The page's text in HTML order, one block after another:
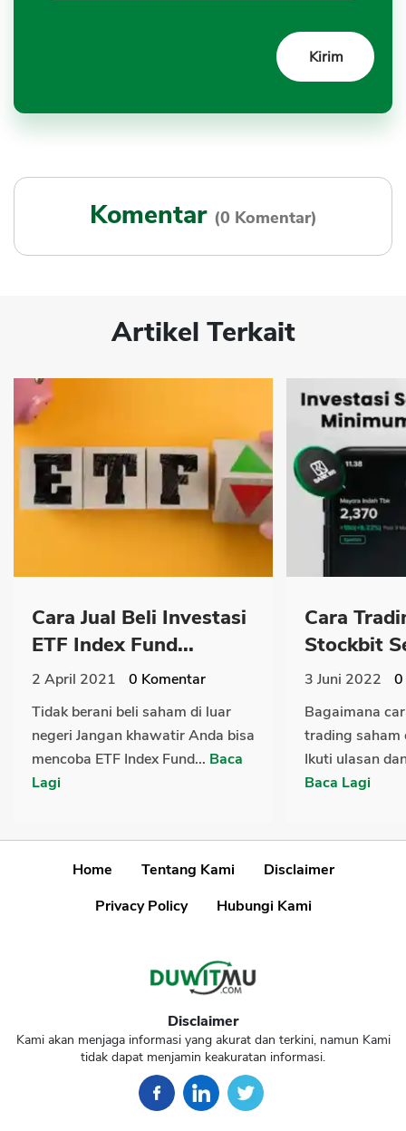
Komentar (0 Komentar)
Artikel Terkait
Cara Jual Beli Investasi
ETF Index Fund...
2 April 2021 0 Komentar
Tidak berani beli saham di luar
negeri Jangan khawatir Anda bisa
mencoba ETF Index Fund... Baca
Lagi
Cara
Stockbit
3 Juni 2022 0
Bagaimana
trading
Ikuti ulasan
Baca Lagi
Home Tentang Kami
Disclaimer
Privacy Policy
Hubungi Kami
Disclaimer
Kami akan menjaga informasi yang akurat dan terkini, namun Kami
tidak dapat menjamin keakuratan informasi.